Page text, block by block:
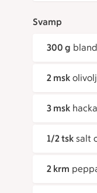
Svamp
300 g
2 msk
3 msk
1/2 tsk salt
2 krm